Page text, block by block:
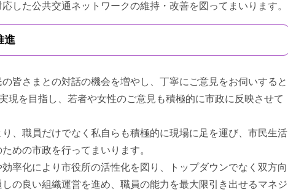
した公共交通ネットワークの維持・改善を図ってまいります。
進
皆さまとの対話の機会を増やし、丁寧にご意見をお伺いすると
現を目指し、若者や女性のご意見も積極的に市政に反映させて
、職員だけでなく私自らも積極的に現場に足を運び、市民生活
めの市政を行ってまいります。
率化により市役所の活性化を図り、トップダウンでなく双方向
の良い組織運営を進め、職員の能力を最大限引き出せるマネジ